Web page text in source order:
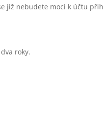
již nebudete moci k účtu
roky.